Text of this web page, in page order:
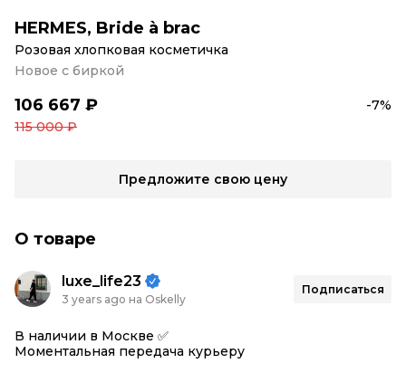
HERMES, Bride à brac
Розовая хлопковая косметичка
Новое с биркой
106 667 ₽
-7%
115 000 ₽
Предложите свою цену
О товаре
luxe_life23
3 years ago на Oskelly
Подписаться
В наличии в Москве ✅
Моментальная передача курьеру